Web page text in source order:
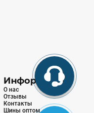
Информация
О нас
Отзывы
Контакты
Шины оптом